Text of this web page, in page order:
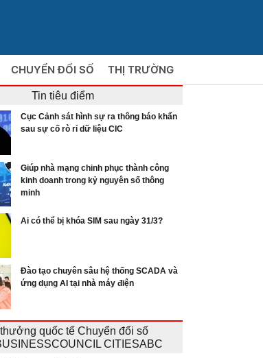
CHUYỂN ĐỔI SỐ THỊ TRƯỜNG
Tin tiêu điểm
Cục Cảnh sát hình sự ra thông báo khẩn
sau sự cố rò rỉ dữ liệu CIC
Giúp nhà mạng chinh phục thành công
kinh doanh trong kỷ nguyên số thông
minh
Ai có thể bị khóa SIM sau ngày 31/3?
Đào tạo chuyên sâu hệ thống SCADA và
ứng dụng AI tại nhà máy điện
quốc tế Chuyển đổi số
CITIESABC